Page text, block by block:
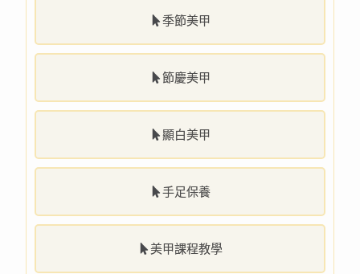
季節美甲
節慶美甲
顯白美甲
手足保養
美甲課程教學